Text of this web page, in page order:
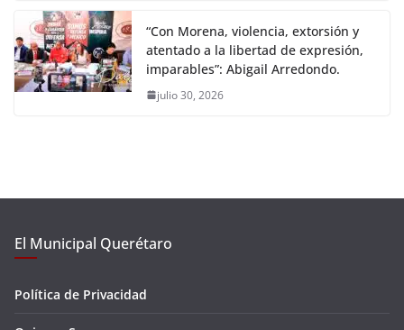
“Con Morena, violencia, extorsión y
atentado a la libertad de expresión,
imparables”: Abigail Arredondo.
julio 30, 2026
El Municipal Querétaro
Política de Privacidad